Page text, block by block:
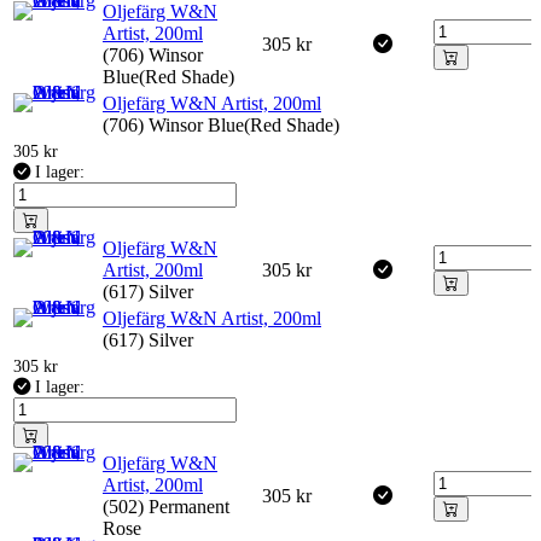
Oljefärg W&N
Artist, 200ml
(706) Winsor
Blue(Red Shade)
305 kr
Oljefärg W&N Artist, 200ml
(706) Winsor Blue(Red Shade)
305 kr
I lager:
Oljefärg W&N
Artist, 200ml
(617) Silver
305 kr
Oljefärg W&N Artist, 200ml
(617) Silver
305 kr
I lager:
Oljefärg W&N
Artist, 200ml
(502) Permanent
Rose
305 kr